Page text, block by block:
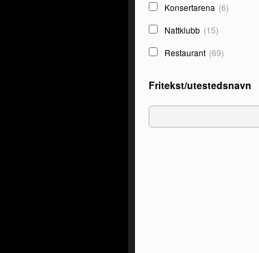
Konsertarena (6)
Nattklubb (15)
Restaurant (69)
Fritekst/utestedsnavn